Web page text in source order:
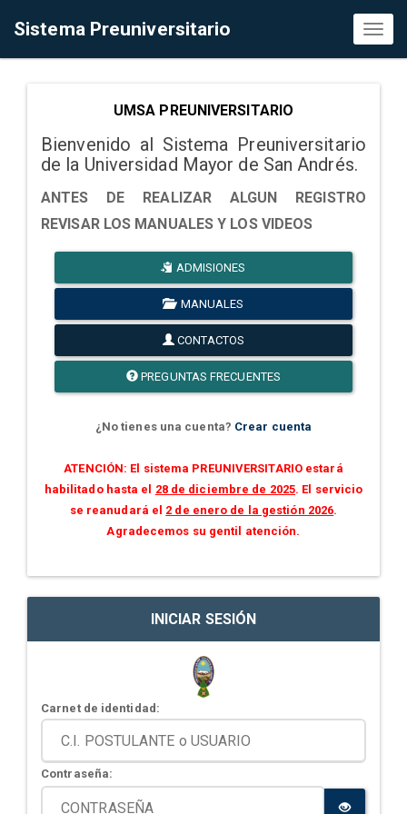
Sistema Preuniversitario
UMSA PREUNIVERSITARIO
Bienvenido al Sistema Preuniversitario
de la Universidad Mayor de San Andrés.
ANTES DE REALIZAR ALGUN REGISTRO
REVISAR LOS MANUALES Y LOS VIDEOS
ADMISIONES
MANUALES
CONTACTOS
PREGUNTAS FRECUENTES
¿No tienes una cuenta? Crear cuenta
ATENCIÓN: El sistema PREUNIVERSITARIO estará
habilitado hasta el 28 de diciembre de 2025. El servicio
se reanudará el 2 de enero de la gestión 2026.
Agradecemos su gentil atención.
INICIAR SESIÓN
Carnet de identidad:
Contraseña: